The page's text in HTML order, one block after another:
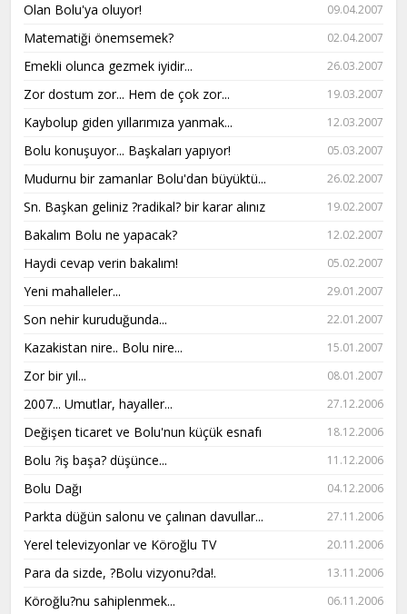
Olan Bolu'ya oluyor! 09.04.2007
Matematiği önemsemek? 02.04.2007
Emekli olunca gezmek iyidir... 26.03.2007
Zor dostum zor... Hem de çok zor... 19.03.2007
Kaybolup giden yıllarımıza yanmak... 12.03.2007
Bolu konuşuyor... Başkaları yapıyor! 05.03.2007
Mudurnu bir zamanlar Bolu'dan büyüktü... 26.02.2007
Sn. Başkan geliniz ?radikal? bir karar alınız 19.02.2007
Bakalım Bolu ne yapacak? 12.02.2007
Haydi cevap verin bakalım! 05.02.2007
Yeni mahalleler... 29.01.2007
Son nehir kuruduğunda... 22.01.2007
Kazakistan nire.. Bolu nire... 15.01.2007
Zor bir yıl... 08.01.2007
2007... Umutlar, hayaller... 27.12.2006
Değişen ticaret ve Bolu'nun küçük esnafı 18.12.2006
Bolu ?iş başa? düşünce... 11.12.2006
Bolu Dağı 04.12.2006
Parkta düğün salonu ve çalınan davullar... 27.11.2006
Yerel televizyonlar ve Köroğlu TV 20.11.2006
Para da sizde, ?Bolu vizyonu?da!. 13.11.2006
Köroğlu?nu sahiplenmek... 06.11.2006